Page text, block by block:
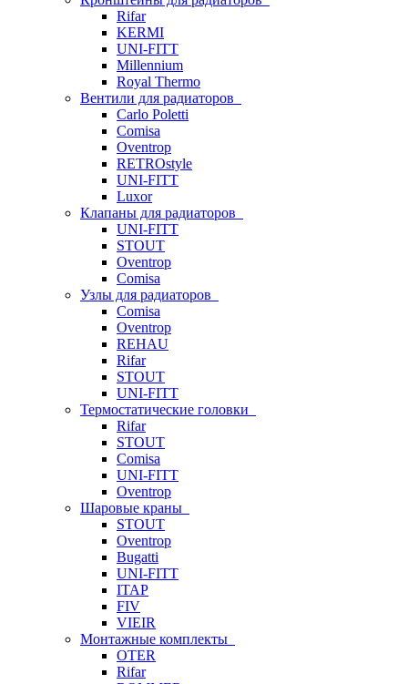
Rifar
KERMI
UNI-FITT
Millennium
Royal Thermo
Вентили для радиаторов
Carlo Poletti
Comisa
Oventrop
RETROstyle
UNI-FITT
Luxor
Клапаны для радиаторов
UNI-FITT
STOUT
Oventrop
Comisa
Узлы для радиаторов
Comisa
Oventrop
REHAU
Rifar
STOUT
UNI-FITT
Термостатические головки
Rifar
STOUT
Comisa
UNI-FITT
Oventrop
Шаровые краны
STOUT
Oventrop
Bugatti
UNI-FITT
ITAP
FIV
VIEIR
Монтажные комплекты
OTER
Rifar